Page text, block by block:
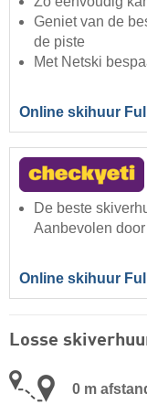
Geniet van de
de piste
Met Netski
Online skihuur
De beste
Aanbevolen
Online skihuur
Losse
0 m